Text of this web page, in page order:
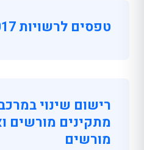
טפסים לרשויות 2017
רישום שינוי
מתקינים מורשים
מורשים